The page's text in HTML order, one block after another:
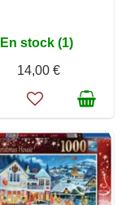
En stock (1)
14,00 €